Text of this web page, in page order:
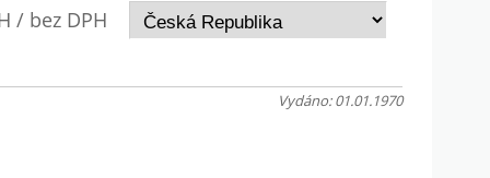
/ bez DPH
Vydáno: 01.01.1970